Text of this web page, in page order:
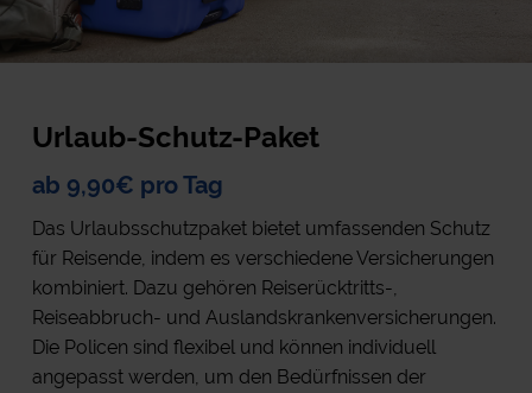
Urlaub-Schutz-Paket
ab 9,90€ pro Tag
Das Urlaubsschutzpaket bietet umfassenden Schutz
für Reisende, indem es verschiedene Versicherungen
kombiniert. Dazu gehören Reiserücktritts-,
Reiseabbruch- und Auslandskrankenversicherungen.
Die Policen sind flexibel und können individuell
angepasst werden, um den Bedürfnissen der